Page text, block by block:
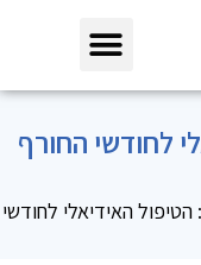
לחודשי החורף
הטיפול האידיאלי לחודשי